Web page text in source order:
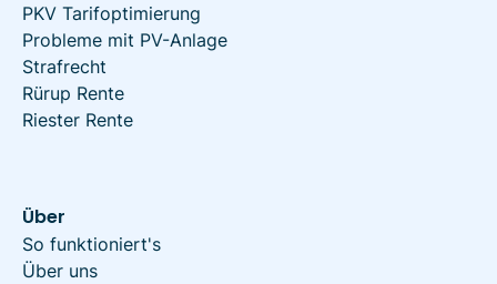
PKV Tarifoptimierung
Probleme mit PV-Anlage
Strafrecht
Rürup Rente
Riester Rente
Über
So funktioniert's
Über uns